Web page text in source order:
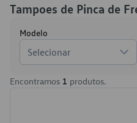
Tampoes de Pinca de
Modelo
Selecionar
Encontramos 1 produtos.